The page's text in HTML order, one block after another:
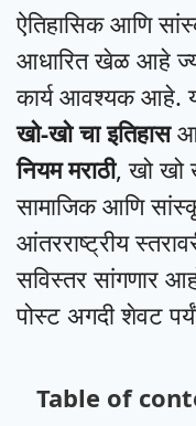
ऐतिहासिक आणि
आधारित खेळ आहे
कार्य आवश्यक आहे.
खो-खो चा इतिहास
नियम मराठी, खो खो
सामाजिक आणि
आंतरराष्ट्रीय
सविस्तर सांगणार
पोस्ट अगदी शेवट
Table of